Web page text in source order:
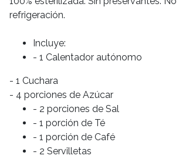
refrigeración.
Incluye:
- 1 Calentador autónomo
- 1 Cuchara
- 4 porciones de Azúcar
- 2 porciones de Sal
- 1 porción de Té
- 1 porción de Café
- 2 Servilletas